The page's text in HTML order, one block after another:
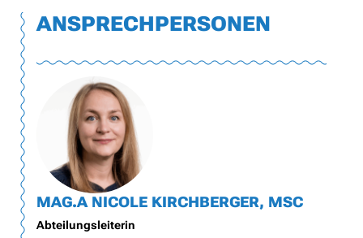
ANSPRECHPERSONEN
MAG.A NICOLE KIRCHBERGER, MSC
Abteilungsleiterin